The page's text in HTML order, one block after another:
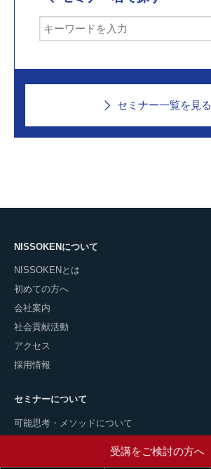
セミナー一覧を見る
受講をご検討の方へ
NISSOKENについて
NISSOKENとは
初めての方へ
会社案内
社会貢献活動
アクセス
採用情報
セミナーについて
可能思考・メソッドについて